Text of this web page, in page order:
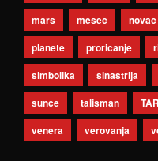
mars
mesec novac
planete
proricanje
simbolika
sinastrija
sunce
talisman
venera
verovanja